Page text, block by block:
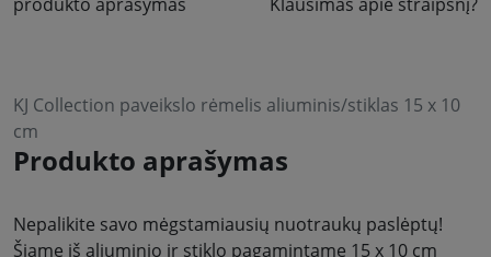
KJ Collection paveikslo rėmelis aliuminis/stiklas 15 x 10
cm
Produkto aprašymas
Nepalikite savo mėgstamiausių nuotraukų paslėptų!
Šiame iš aliuminio ir stiklo pagamintame 15 x 10 cm